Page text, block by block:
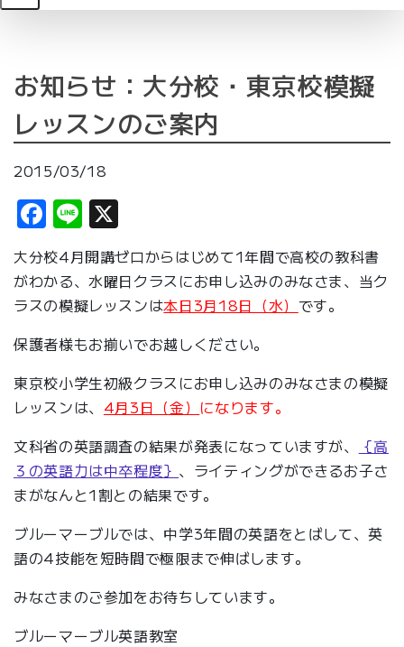
Close
お知らせ：大分校・東京校模擬
レッスンのご案内
2015/03/18
Facebook
Line
大分校4月開講ゼロからはじめて1年間で高校の教科書
がわかる、水曜日クラスにお申し込みのみなさま、当ク
ラスの模擬レッスンは本日3月18日（水） です。
保護者様もお揃いでお越しください。
東京校小学生初級クラスにお申し込みのみなさまの模擬
レッスンは、 4月3日（金） になります。
文科省の英語調査の結果が発表になっていますが、
｛高
３の英語力は中卒程度｝ 、ライティングができるお子さ
まがなんと1割との結果です。
ブルーマーブルでは、中学3年間の英語をとばして、英
語の4技能を短時間で極限まで伸ばします。
みなさまのご参加をお待ちしています。
ブルーマーブル英語教室